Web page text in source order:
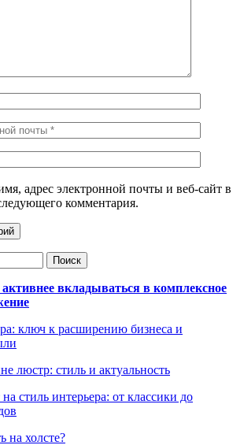
адрес электронной почты и веб-сайт в
комментария.
вкладываться в комплексное
ключ к расширению бизнеса и
люстр: стиль и актуальность
стиль интерьера: от классики до
на холсте?